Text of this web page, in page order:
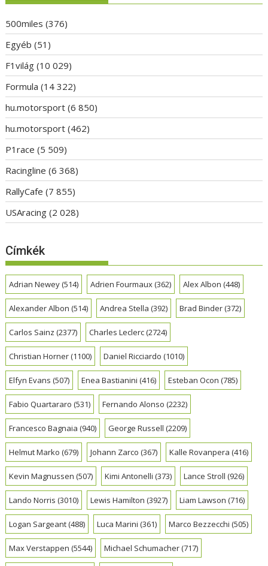
500miles (376)
Egyéb (51)
F1világ (10 029)
Formula (14 322)
hu.motorsport (6 850)
hu.motorsport (462)
P1race (5 509)
Racingline (6 368)
RallyCafe (7 855)
USAracing (2 028)
Címkék
Adrian Newey(514) Adrien Fourmaux(362) Alex Albon (448)
Alexander Albon (514) Andrea Stella (392) Brad Binder(372)
Carlos Sainz (2377) Charles Leclerc(2724)
Christian Horner(1100) Daniel Ricciardo (1010)
Elfyn Evans (507) Enea Bastianini (416) Esteban Ocon (785)
Fabio Quartararo (531) Fernando Alonso (2232)
Francesco Bagnaia (940) George Russell (2209)
Helmut Marko (679) Johann Zarco (367) Kalle Rovanpera (416)
Kevin Magnussen (507) Kimi Antonelli (373) Lance Stroll (926)
Lando Norris (3010) Lewis Hamilton (3927) Liam Lawson (716)
Logan Sargeant(488) Luca Marini (361) Marco Bezzecchi (505)
Max Verstappen (5544) Michael Schumacher(717)